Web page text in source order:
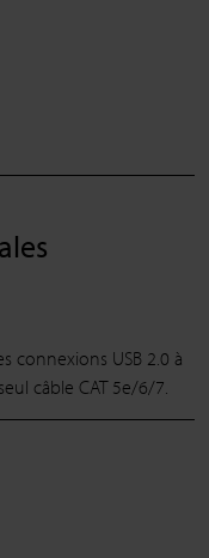
connexions USB 2.0 à
câble CAT 5e/6/7.